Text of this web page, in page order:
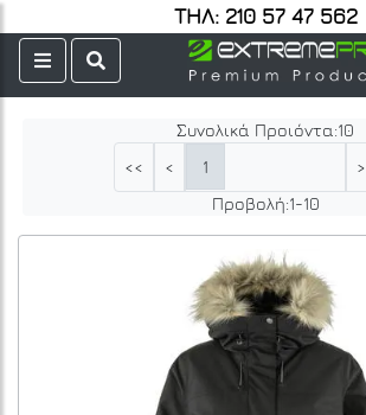
ΤΗΛ: 210 57 47 562
Συνολικά Προιόντα:10
<<
< 1 >
Προβολή:1-10